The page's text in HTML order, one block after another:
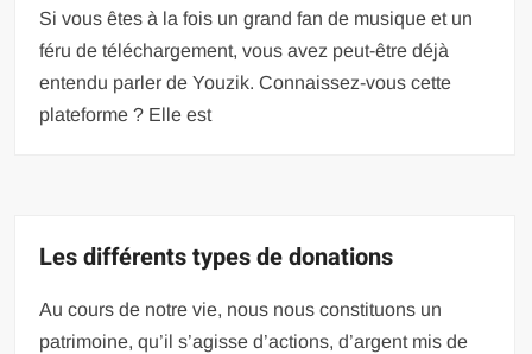
Si vous êtes à la fois un grand fan de musique et un
féru de téléchargement, vous avez peut-être déjà
entendu parler de Youzik. Connaissez-vous cette
plateforme ? Elle est
Les différents types de donations
Au cours de notre vie, nous nous constituons un
patrimoine, qu’il s’agisse d’actions, d’argent mis de